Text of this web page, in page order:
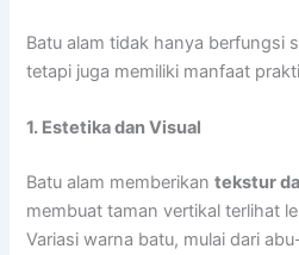
Batu alam tidak hanya berfungsi
tetapi juga memiliki manfaat
1. Estetika dan Visual
Batu alam memberikantekstur
membuat taman vertikal terlihat
Variasi warna batu, mulai dari